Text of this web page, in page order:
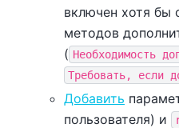
включен хотя бы
методов
( Необходимость
Требовать, если
Добавить
пользователя) и